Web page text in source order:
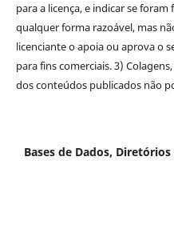
para a licença, e indicar se
qualquer forma razoável, mas
licenciante o apoia ou aprova o
para fins comerciais. 3)
dos conteúdos publicados não
Bases de Dados,